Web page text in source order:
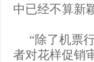
中已经不算新
“除了机票
者对花样促销